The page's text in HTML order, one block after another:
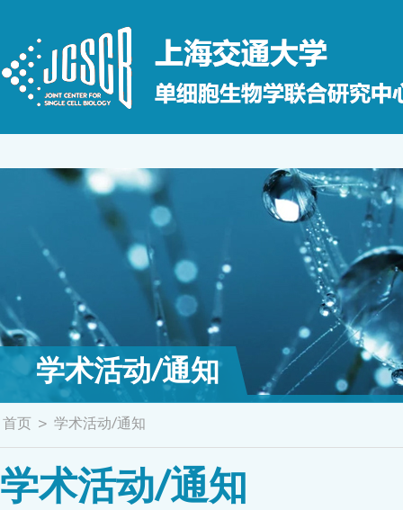
学术活动/通知
首页 > 学术活动/通知
学术活动/通知